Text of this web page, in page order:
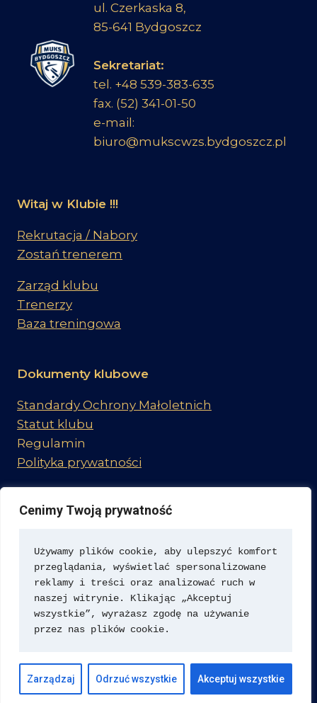
Cenimy Twoją prywatność
Używamy plików cookie, aby ulepszyć komfort
przeglądania, wyświetlać spersonalizowane
reklamy i treści oraz analizować ruch w
naszej witrynie. Klikając „Akceptuj
wszystkie”, wyrażasz zgodę na używanie
przez nas plików cookie.
Zarządzaj Odrzuć wszystkie Akceptuj wszystkie
ul. Czerkaska 8,
85-641 Bydgoszcz
Sekretariat:
tel. +48 539-383-635
fax. (52) 341-01-50
e-mail:
biuro@mukscwzs.bydgoszcz.pl
Witaj w Klubie !!!
Rekrutacja / Nabory
Zostań trenerem
Zarząd klubu
Trenerzy
Baza treningowa
Dokumenty klubowe
Standardy Ochrony Małoletnich
Statut klubu
Regulamin
Polityka prywatności
Dołącz do nas
© 2026 MUKS CWZS Bydgoszcz -
klubu piłkarskiego